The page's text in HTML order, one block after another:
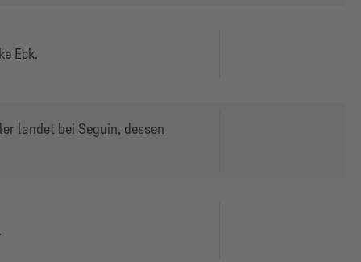
Eck.
landet bei Seguin, dessen